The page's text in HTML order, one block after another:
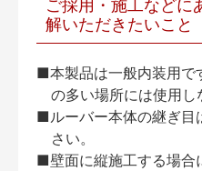
ご採用・施工などに
解いただきたいこと
■本製品は一般内装用で
の多い場所には使用し
■ルーバー本体の継ぎ目
さい。
■壁面に縦施工する場合